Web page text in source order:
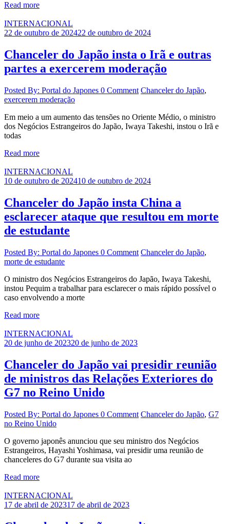
Read more
INTERNACIONAL
22 de outubro de 202422 de outubro de 2024
Chanceler do Japão insta o Irã e outras
partes a exercerem moderação
Posted By: Portal do Japones 0 Comment Chanceler do Japão,
exercerem moderação
Em meio a um aumento das tensões no Oriente Médio, o ministro
dos Negócios Estrangeiros do Japão, Iwaya Takeshi, instou o Irã e
todas
Read more
INTERNACIONAL
10 de outubro de 202410 de outubro de 2024
Chanceler do Japão insta China a
esclarecer ataque que resultou em morte
de estudante
Posted By: Portal do Japones 0 Comment Chanceler do Japão,
morte de estudante
O ministro dos Negócios Estrangeiros do Japão, Iwaya Takeshi,
instou Pequim a trabalhar para esclarecer o mais rápido possível o
caso envolvendo a morte
Read more
INTERNACIONAL
20 de junho de 202320 de junho de 2023
Chanceler do Japão vai presidir reunião
de ministros das Relações Exteriores do
G7 no Reino Unido
Posted By: Portal do Japones 0 Comment Chanceler do Japão, G7
no Reino Unido
O governo japonês anunciou que seu ministro dos Negócios
Estrangeiros, Hayashi Yoshimasa, vai presidir uma reunião de
chanceleres do G7 durante sua visita ao
Read more
INTERNACIONAL
17 de abril de 202317 de abril de 2023